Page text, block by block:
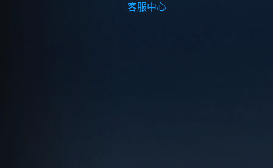
客服中心